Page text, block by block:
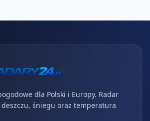
dla Polski i Europy. Radar
śniegu oraz temperatura